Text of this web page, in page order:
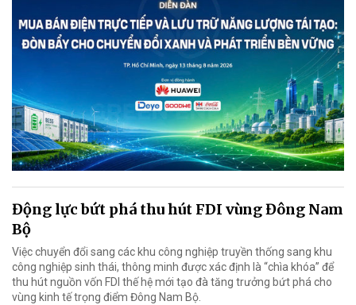
Động lực bứt phá thu hút FDI vùng Đông Nam
Bộ
Việc chuyển đổi sang các khu công nghiệp truyền thống sang khu
công nghiệp sinh thái, thông minh được xác định là “chìa khóa” để
thu hút nguồn vốn FDI thế hệ mới tạo đà tăng trưởng bứt phá cho
vùng kinh tế trọng điểm Đông Nam Bộ.